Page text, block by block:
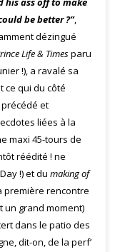
be better ?”,
dézingué
Life & Timesparu
!), a ravalé sa
ce qui du côté
et
liées à la
maxi 45-tours de
réédité ! ne
!) et du making of
première rencontre
un grand moment)
dans le patio des
dit-on, de la perf’